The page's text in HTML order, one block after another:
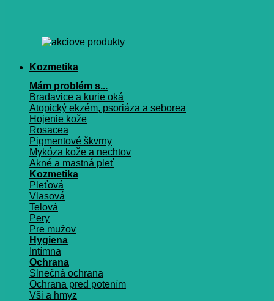
Kozmetika
Mám problém s...
Bradavice a kurie oká
Atopický ekzém, psoriáza a seborea
Hojenie kože
Rosacea
Pigmentové škvrny
Mykóza kože a nechtov
Akné a mastná pleť
Kozmetika
Pleťová
Vlasová
Telová
Pery
Pre mužov
Hygiena
Intímna
Ochrana
Slnečná ochrana
Ochrana pred potením
Vši a hmyz